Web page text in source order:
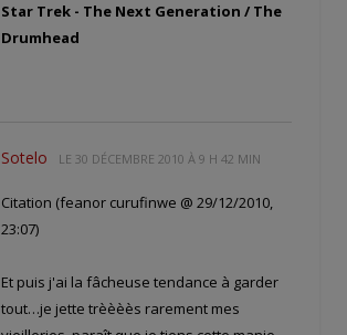
Star Trek - The Next Generation / The
Drumhead
Sotelo LE 30 DÉCEMBRE 2010 À 9 H 42 MIN
Citation (feanor curufinwe @ 29/12/2010,
23:07)
Et puis j'ai la fâcheuse tendance à garder
tout…je jette trèèèès rarement mes